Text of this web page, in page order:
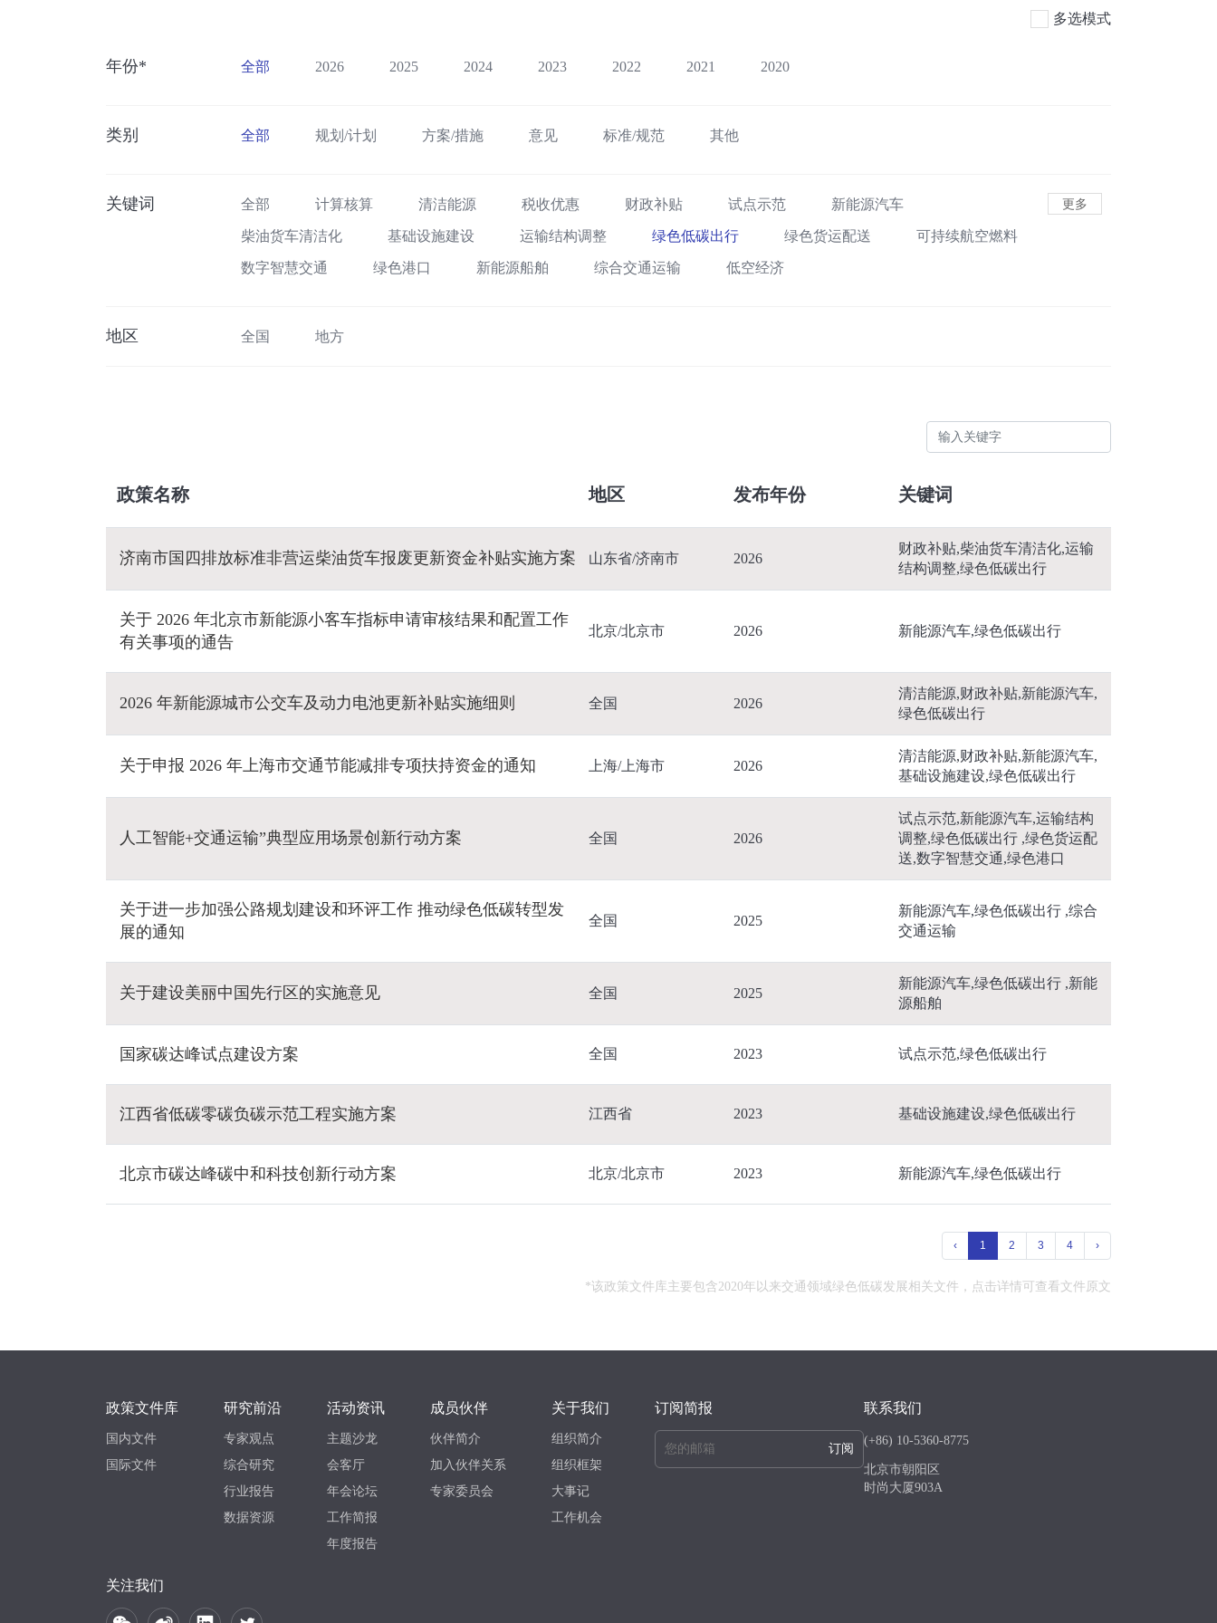
多选模式
年份* 全部 2026 2025 2024 2023 2022 2021 2020
类别 全部 规划/计划 方案/措施 意见 标准/规范 其他
关键词 全部 计算核算 清洁能源 税收优惠 财政补贴 试点示范 新能源汽车
柴油货车清洁化 基础设施建设 运输结构调整 绿色低碳出行 绿色货运配送 可持续航空燃料
数字智慧交通 绿色港口 新能源船舶 综合交通运输 低空经济
更多
地区 全国 地方
政策名称 地区 发布年份 关键词
济南市国四排放标准非营运柴油货车报废更新资金补贴实施方案 山东省/济南市 2026
财政补贴,柴油货车清洁化,运输
结构调整,绿色低碳出行
关于 2026 年北京市新能源小客车指标申请审核结果和配置工作
有关事项的通告
北京/北京市 2026 新能源汽车,绿色低碳出行
2026 年新能源城市公交车及动力电池更新补贴实施细则 全国 2026
清洁能源,财政补贴,新能源汽车,
绿色低碳出行
关于申报 2026 年上海市交通节能减排专项扶持资金的通知 上海/上海市 2026
清洁能源,财政补贴,新能源汽车,
基础设施建设,绿色低碳出行
人工智能+交通运输”典型应用场景创新行动方案 全国 2026
试点示范,新能源汽车,运输结构
调整,绿色低碳出行 ,绿色货运配
送,数字智慧交通,绿色港口
关于进一步加强公路规划建设和环评工作 推动绿色低碳转型发
展的通知
全国 2025
新能源汽车,绿色低碳出行 ,综合
交通运输
关于建设美丽中国先行区的实施意见 全国 2025
新能源汽车,绿色低碳出行 ,新能
源船舶
国家碳达峰试点建设方案 全国 2023 试点示范,绿色低碳出行
江西省低碳零碳负碳示范工程实施方案 江西省 2023 基础设施建设,绿色低碳出行
北京市碳达峰碳中和科技创新行动方案 北京/北京市 2023 新能源汽车,绿色低碳出行
‹ 1 2 3 4 ›
*该政策文件库主要包含2020年以来交通领域绿色低碳发展相关文件，点击详情可查看文件原文
政策文件库
国内文件
国际文件
研究前沿
专家观点
综合研究
行业报告
数据资源
活动资讯
主题沙龙
会客厅
年会论坛
工作简报
年度报告
成员伙伴
伙伴简介
加入伙伴关系
专家委员会
关于我们
组织简介
组织框架
大事记
工作机会
订阅简报
订阅
联系我们
(+86) 10-5360-8775
北京市朝阳区
时尚大厦903A
关注我们